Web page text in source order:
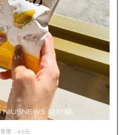
售價：40元